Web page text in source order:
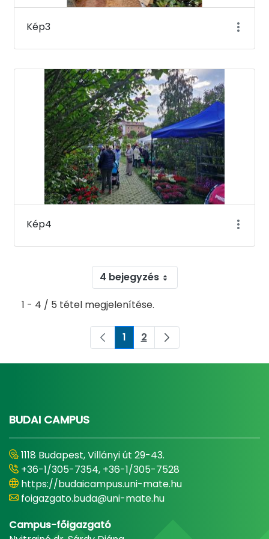
Kép3
Kép4
4 bejegyzés
1 - 4 / 5 tétel megjelenítése.
Oldal
1 Oldal
2
BUDAI CAMPUS
1118 Budapest, Villányi út 29-43.
+36-1/305-7354, +36-1/305-7528
https://budaicampus.uni-mate.hu
foigazgato.buda@uni-mate.hu
Campus-főigazgató